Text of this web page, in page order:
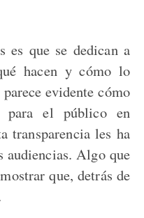
es que se dedican a
hacen y cómo lo
evidente cómo
para el público en
transparencia les ha
audiencias. Algo que
que, detrás de